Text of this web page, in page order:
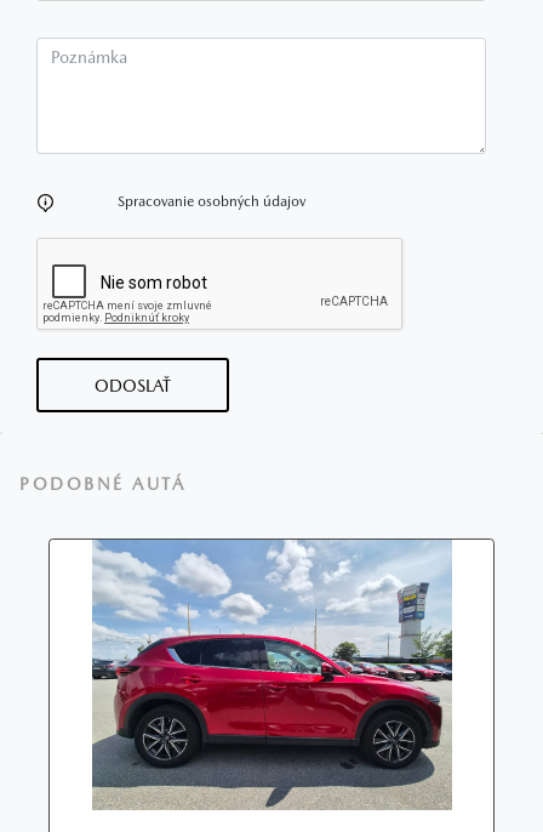
Spracovanie osobných údajov
ODOSLAŤ
PODOBNÉ AUTÁ